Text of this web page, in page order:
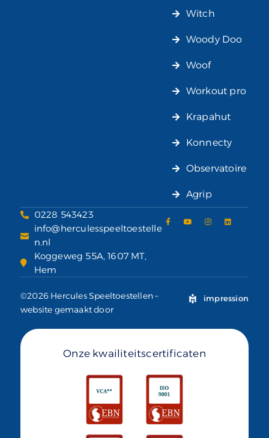
Witch
Woody Doo
Woof
Workout pro
Krapahut
Konnecty
Observatoire
Agrip
0228 543423
info@herculesspeeltoestelle
n.nl
Koggeweg 55A, 1607 MT,
Hem
©2026 Hercules Speeltoestellen –
website gemaakt door
impression
Onze kwailiteitscertificaten